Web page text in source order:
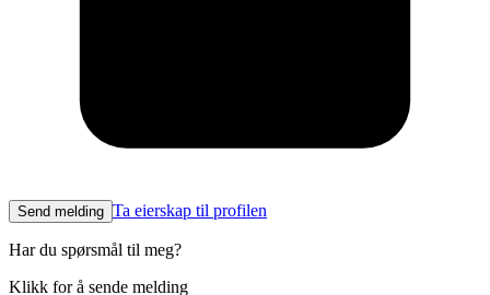
Send melding Ta eierskap til profilen
Har du spørsmål til meg?
Klikk for å sende melding